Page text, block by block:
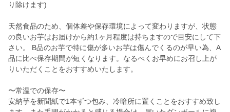
り除けます)
天然食品のため、個体差や保存環境によって変わりますが、状態
の良いお芋はお届けから約1ヶ月程度は持ちますので目安にして下
さい。 B品のお芋で特に傷が多いお芋は傷んでくるのが早い為、A
品に比べ保存期間が短くなります。なるべくお早めにお召し上が
りいただくことをおすすめいたします。
〜常温での保存〜
安納芋を新聞紙で1本ずつ包み、冷暗所に置くことをおすすめ致し